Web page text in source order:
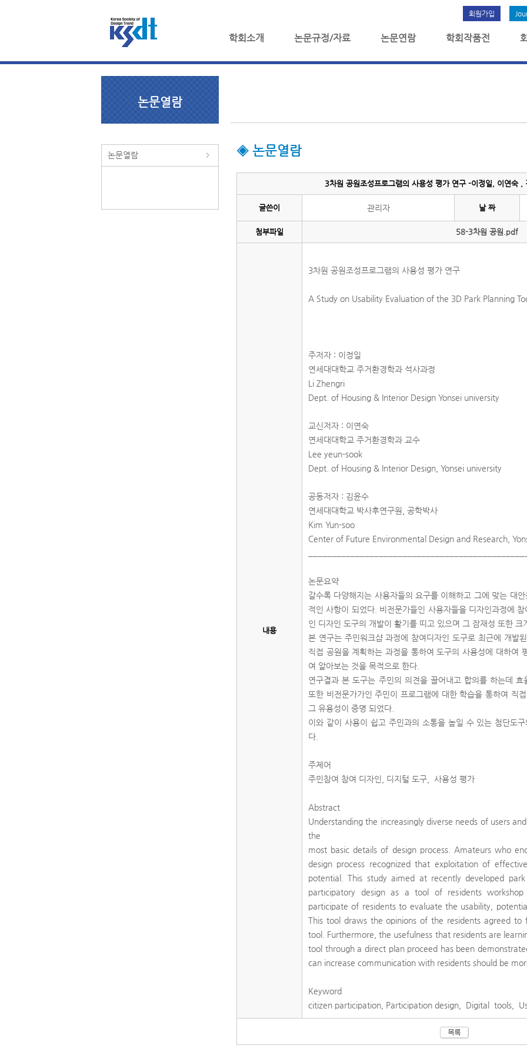
회원가입
학회소개 논문규정/자료 논문연람 학회작품전
논문열람
논문열람 ◈ 논문열람
3차원 공원조성프로그램의 사용성 평가 연구 -이정일, 이연숙
글쓴이 관리자 날 짜
첨부파일 58-3차원 공원.pdf
내용
3차원 공원조성프로그램의 사용성 평가 연구
A Study on Usability Evaluation of the 3D Park Planning
주저자 : 이정일
연세대대학교 주거환경학과 석사과정
Li Zhengri
Dept. of Housing & Interior Design Yonsei university
교신저자 : 이연숙
연세대대학교 주거환경학과 교수
Lee yeun-sook
Dept. of Housing & Interior Design, Yonsei university
공동저자 : 김윤수
연세대대학교 박사후연구원, 공학박사
Kim Yun-soo
Center of Future Environmental Design and Research,
논문요약
갈수록 다양해지는 사용자들의 요구를 이해하고 그에 맞는 대
적인 사항이 되었다. 비전문가들인 사용자들을 디자인과정에
인 디자인 도구의 개발이 활기를 띠고 있으며 그 잠재성 또한
본 연구는 주민워크샵 과정에 참여디자인 도구로 최근에 개발
직접 공원을 계획하는 과정을 통하여 도구의 사용성에 대하여
여 알아보는 것을 목적으로 한다.
연구결과 본 도구는 주민의 의견을 끌어내고 합의를 하는데
또한 비전문가가인 주민이 프로그램에 대한 학습을 통하여 직
그 유용성이 증명 되었다.
이와 같이 사용이 쉽고 주민과의 소통을 높일 수 있는 첨단도
다.
주제어
주민참여 참여 디자인, 디지털 도구, 사용성 평가
Abstract
Understanding the increasingly diverse needs of users
the
most basic details of design process. Amateurs who
design process recognized that exploitation of
potential. This study aimed at recently developed
participatory design as a tool of residents
participate of residents to evaluate the usability,
This tool draws the opinions of the residents agreed to
tool. Furthermore, the usefulness that residents are
tool through a direct plan proceed has been
can increase communication with residents should be
Keyword
citizen participation, Participation design, Digital tools,